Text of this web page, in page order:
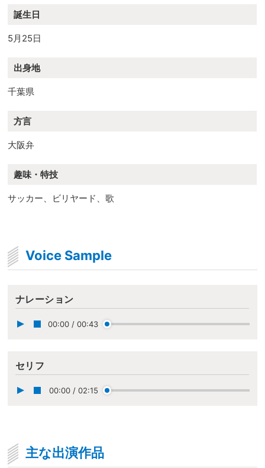
誕生日
5月25日
出身地
千葉県
方言
大阪弁
趣味・特技
サッカー、ビリヤード、歌
Voice Sample
ナレーション
00:00 / 00:43
セリフ
00:00 / 02:15
主な出演作品